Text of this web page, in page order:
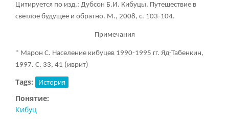
Цитируется по изд.: Дубсон Б.И. Кибуцы. Путешествие в
светлое будущее и обратно. М., 2008, с. 103-104.
Примечания
* Марон С. Население кибуцев 1990-1995 гг. Яд-Табенкин,
1997. С. 33, 41 (иврит)
Tags: История
Понятие:
Кибуц